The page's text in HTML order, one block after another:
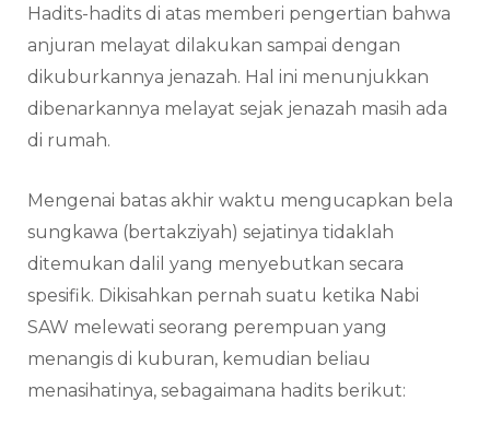
Hadits-hadits di atas memberi pengertian bahwa
anjuran melayat dilakukan sampai dengan
dikuburkannya jenazah. Hal ini menunjukkan
dibenarkannya melayat sejak jenazah masih ada
di rumah.
Mengenai batas akhir waktu mengucapkan bela
sungkawa (bertakziyah) sejatinya tidaklah
ditemukan dalil yang menyebutkan secara
spesifik. Dikisahkan pernah suatu ketika Nabi
SAW melewati seorang perempuan yang
menangis di kuburan, kemudian beliau
menasihatinya, sebagaimana hadits berikut: